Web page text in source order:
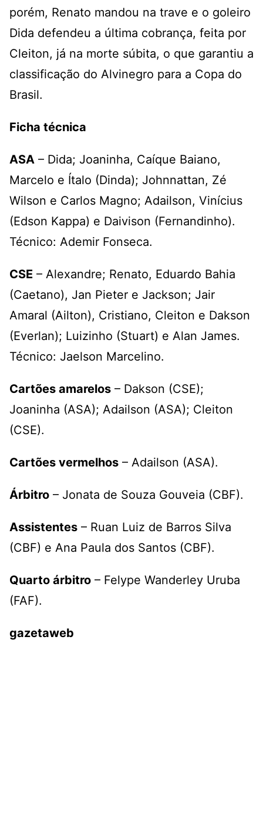
porém, Renato mandou na trave e o goleiro
Dida defendeu a última cobrança, feita por
Cleiton, já na morte súbita, o que garantiu a
classificação do Alvinegro para a Copa do
Brasil.
Ficha técnica
ASA – Dida; Joaninha, Caíque Baiano,
Marcelo e Ítalo (Dinda); Johnnattan, Zé
Wilson e Carlos Magno; Adailson, Vinícius
(Edson Kappa) e Daivison (Fernandinho).
Técnico: Ademir Fonseca.
CSE – Alexandre; Renato, Eduardo Bahia
(Caetano), Jan Pieter e Jackson; Jair
Amaral (Ailton), Cristiano, Cleiton e Dakson
(Everlan); Luizinho (Stuart) e Alan James.
Técnico: Jaelson Marcelino.
Cartões amarelos – Dakson (CSE);
Joaninha (ASA); Adailson (ASA); Cleiton
(CSE).
Cartões vermelhos – Adailson (ASA).
Árbitro – Jonata de Souza Gouveia (CBF).
Assistentes – Ruan Luiz de Barros Silva
(CBF) e Ana Paula dos Santos (CBF).
Quarto árbitro – Felype Wanderley Uruba
(FAF).
gazetaweb